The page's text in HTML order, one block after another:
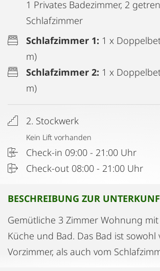
1 Privates Badezimmer, 2
Schlafzimmer
Schlafzimmer 1: 1 x
m)
Schlafzimmer 2: 1 x
m)
2. Stockwerk
Kein Lift vorhanden
Check-in 09:00 - 21:00 Uhr
Check-out 08:00 - 21:00 Uhr
BESCHREIBUNG ZUR
Gemütliche 3 Zimmer Wohnung
Küche und Bad. Das Bad ist sowohl
Vorzimmer, als auch vom